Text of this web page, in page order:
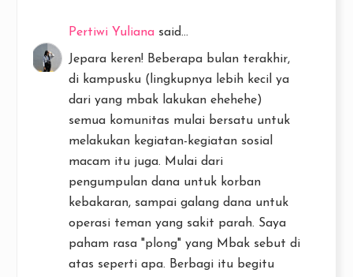
Pertiwi Yuliana said...
Jepara keren! Beberapa bulan terakhir,
di kampusku (lingkupnya lebih kecil ya
dari yang mbak lakukan ehehehe)
semua komunitas mulai bersatu untuk
melakukan kegiatan-kegiatan sosial
macam itu juga. Mulai dari
pengumpulan dana untuk korban
kebakaran, sampai galang dana untuk
operasi teman yang sakit parah. Saya
paham rasa "plong" yang Mbak sebut di
atas seperti apa. Berbagi itu begitu